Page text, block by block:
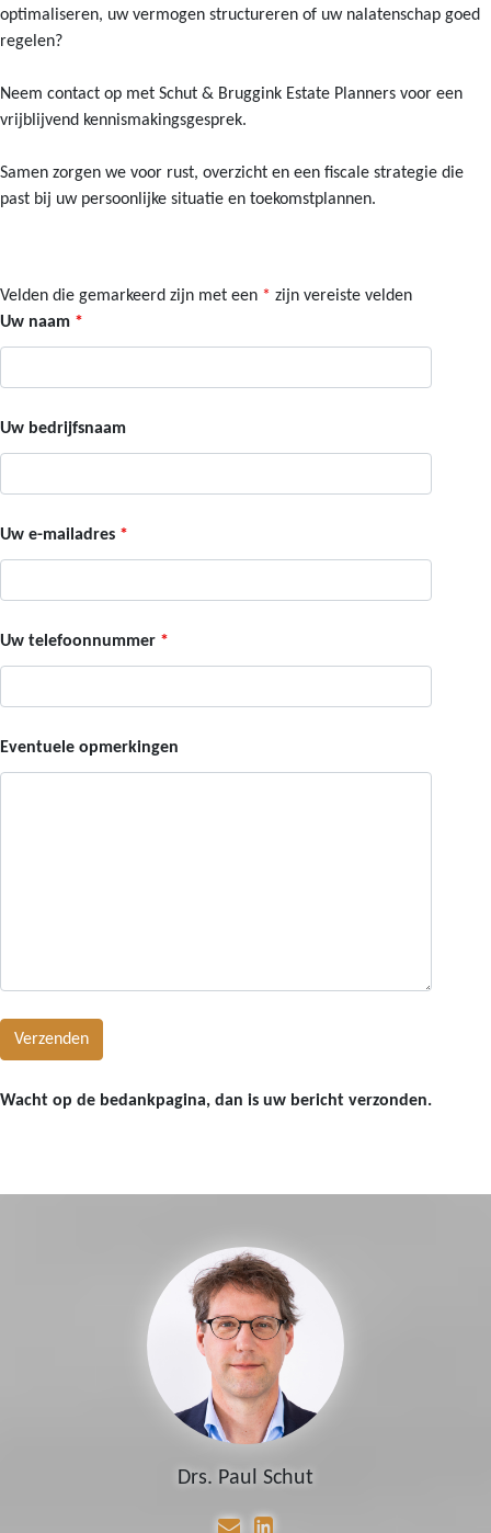
optimaliseren, uw vermogen structureren of uw nalatenschap goed
regelen?
Neem contact op met Schut & Bruggink Estate Planners voor een
vrijblijvend kennismakingsgesprek.
Samen zorgen we voor rust, overzicht en een fiscale strategie die
past bij uw persoonlijke situatie en toekomstplannen.
Velden die gemarkeerd zijn met een * zijn vereiste velden
Uw naam *
Uw bedrijfsnaam
Uw e-mailadres *
Uw telefoonnummer *
Eventuele opmerkingen
Wacht op de bedankpagina, dan is uw bericht verzonden.
Drs. Paul Schut